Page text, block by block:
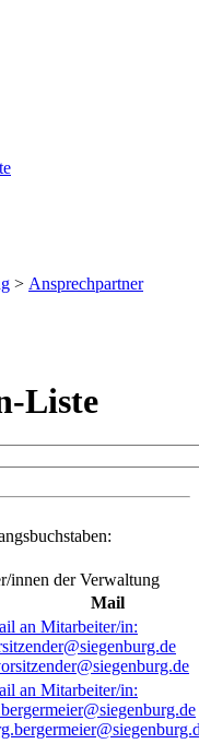
> Ansprechpartner
Liste
innen der Verwaltung
Mail